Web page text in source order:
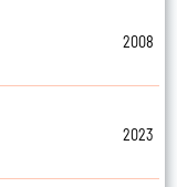
2008
2023